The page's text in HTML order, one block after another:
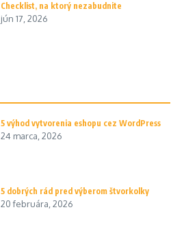
Checklist, na ktorý nezabudnite
jún 17, 2026
5 výhod vytvorenia eshopu cez WordPress
24 marca, 2026
5 dobrých rád pred výberom štvorkolky
20 februára, 2026